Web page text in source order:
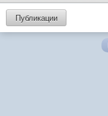
Публикации